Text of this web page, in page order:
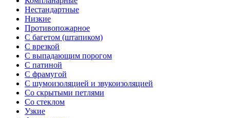
Нестандартные
Низкие
Противопожарное
С багетом (штапиком)
С врезкой
С выпадающим порогом
С патиной
С фрамугой
С шумоизоляцией и звукоизоляцией
Со скрытыми петлями
Со стеклом
Узкие